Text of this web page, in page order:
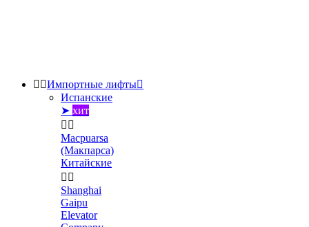
 Импортные лифты
Испанские
➤ хит
 
Macpuarsa
(Макпарса)
Китайские
 
Shanghai
Gaipu
Elevator